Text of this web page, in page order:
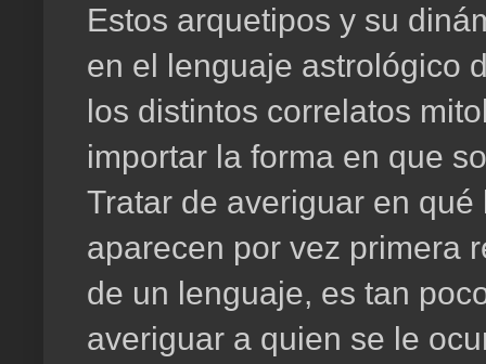
Estos arquetipos y su
en el lenguaje astrológico
los distintos correlatos
importar la forma en que
Tratar de averiguar en
aparecen por vez primera
de un lenguaje, es tan
averiguar a quien se le